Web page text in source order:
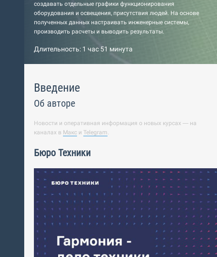
создавать отдельные графики функционирования
оборудования и освещения, присутствия людей. На основе
полученных данных настраивать инженерные системы,
производить расчеты и выводить результаты.
Длительность: 1 час 51 минута
Введение
Об авторе
Новости и оперативная информация о новых курсах — на
каналах в Макс и Telegram.
Бюро Техники